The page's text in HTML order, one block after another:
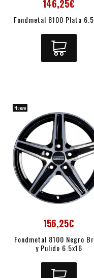
146,25€
Fondmetal 8100 Plata
Nuevo
156,25€
Fondmetal 8100 Negro
y Pulido 6.5x16